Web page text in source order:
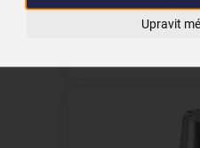
Upravit
29,00 Kč